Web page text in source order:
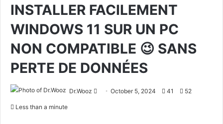
INSTALLER FACILEMENT
WINDOWS 11 SUR UN PC
NON COMPATIBLE 😉 SANS
PERTE DE DONNÉES
Dr.Wooz
SendOctober 5, 2024 41 52
Less than a minute